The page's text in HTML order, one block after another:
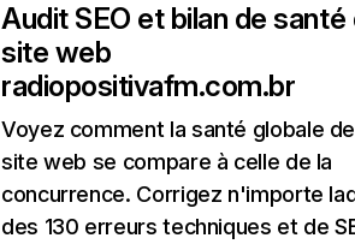
Audit SEO et bilan de santé
site web
radiopositivafm.com.br
Voyez comment la santé globale
site web se compare à celle de la
concurrence. Corrigez n'importe
des 130 erreurs techniques et de